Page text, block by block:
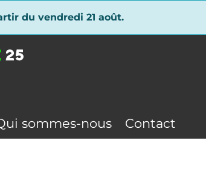
du vendredi 21 août.
sommes-nous Contact